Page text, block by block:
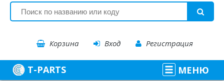
Корзина Вход Регистрация
T-PARTS МЕНЮ